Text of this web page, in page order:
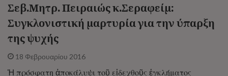
Σεβ.Μητρ. Πειραιώς κ.Σεραφείμ:
Συγκλονιστική μαρτυρία για την ύπαρξη
της ψυχής
18 Φεβρουαρίου 2016
Ἡ πρόσφατη ἀποκάλυψι τοῦ εἰδεχθοῦς ἐγκλήματος